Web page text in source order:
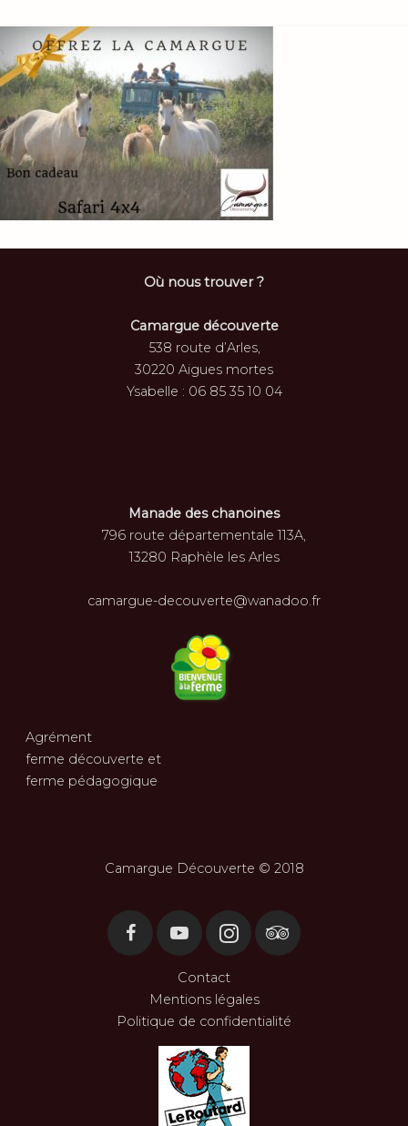
Où nous trouver ?
Camargue découverte
538 route d’Arles,
30220 Aigues mortes
Ysabelle : 06 85 35 10 04
Manade des chanoines
796 route départementale 113A,
13280 Raphèle les Arles
camargue-decouverte@wanadoo.fr
Agrément
ferme découverte et
ferme pédagogique
Camargue Découverte © 2018
Contact
Mentions légales
Politique de confidentialité